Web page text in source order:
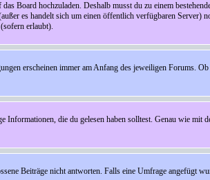
Board hochzuladen. Deshalb musst du zu einem
es handelt sich um einen öffentlich verfügbaren Server)
erlaubt).
erscheinen immer am Anfang des jeweiligen Forums.
die du gelesen haben solltest. Genau wie
Beiträge nicht antworten. Falls eine Umfrage angefügt